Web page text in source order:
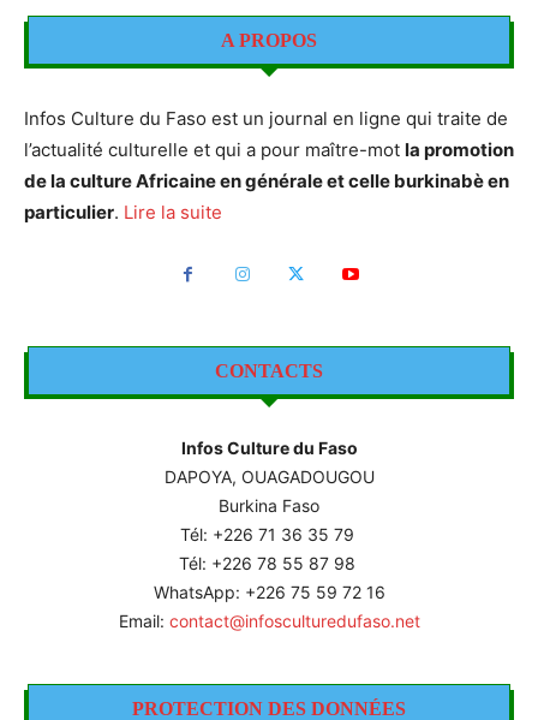
A PROPOS
Infos Culture du Faso est un journal en ligne qui traite de
l’actualité culturelle et qui a pour maître-mot la promotion
de la culture Africaine en générale et celle burkinabè en
particulier. Lire la suite
CONTACTS
Infos Culture du Faso
DAPOYA, OUAGADOUGOU
Burkina Faso
Tél: +226 71 36 35 79
Tél: +226 78 55 87 98
WhatsApp: +226 75 59 72 16
Email: contact@infosculturedufaso.net
PROTECTION DES DONNÉES